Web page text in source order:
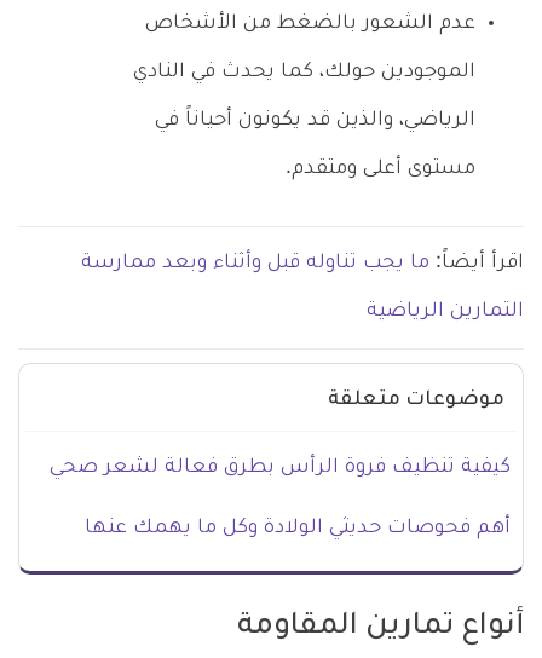
عدم الشعور بالضغط من الأشخاص
الموجودين حولك، كما يحدث في النادي
الرياضي، والذين قد يكونون أحياناً في
مستوى أعلى ومتقدم.
اقرأ أيضاً: ما يجب تناوله قبل وأثناء وبعد ممارسة
التمارين الرياضية
موضوعات متعلقة
كيفية تنظيف فروة الرأس بطرق فعالة لشعر صحي
أهم فحوصات حديثي الولادة وكل ما يهمك عنها
أنواع تمارين المقاومة